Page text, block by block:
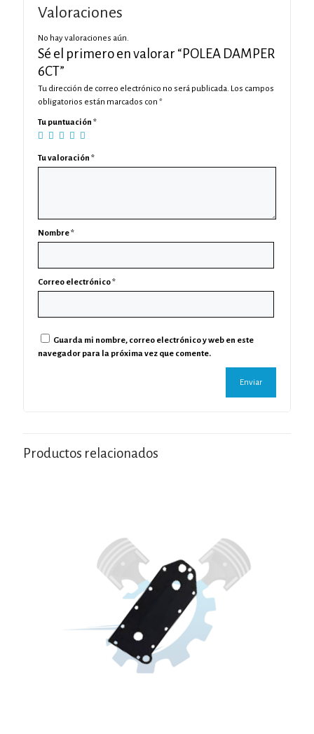
Valoraciones
No hay valoraciones aún.
Sé el primero en valorar “POLEA DAMPER
6CT”
Tu dirección de correo electrónico no será publicada. Los campos
obligatorios están marcados con *
Tu puntuación *
Tu valoración *
Nombre*
Correo electrónico*
Guarda mi nombre, correo electrónico y web en este
navegador para la próxima vez que comente.
Productos relacionados